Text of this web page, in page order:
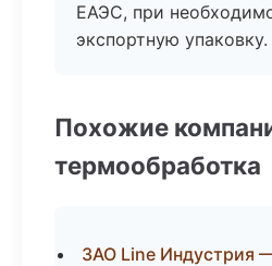
ЕАЭС, при
экспортную упаковку.
Похожие
термообработка
ЗАО Line Индустрия